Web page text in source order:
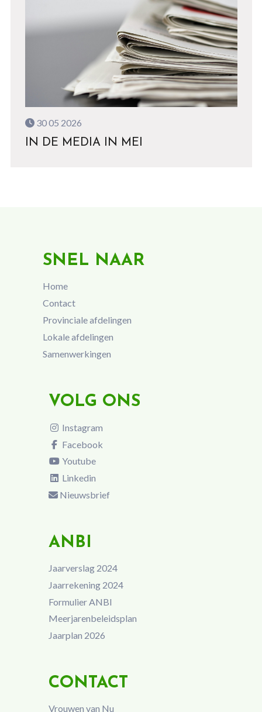
30 05 2026
IN DE MEDIA IN MEI
SNEL NAAR
Home
Contact
Provinciale afdelingen
Lokale afdelingen
Samenwerkingen
VOLG ONS
Instagram
Facebook
Youtube
Linkedin
Nieuwsbrief
ANBI
Jaarverslag 2024
Jaarrekening 2024
Formulier ANBI
Meerjarenbeleidsplan
Jaarplan 2026
CONTACT
Vrouwen van Nu